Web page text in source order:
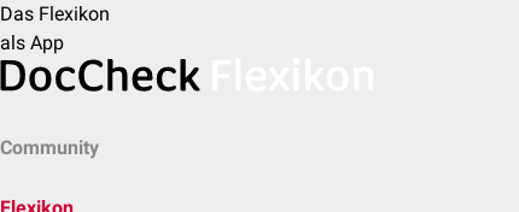
Das Flexikon
als App
Community